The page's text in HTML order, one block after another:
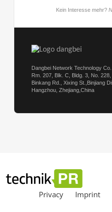
Privacy Imprint